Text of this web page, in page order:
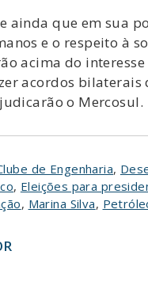
ainda que em sua
e o respeito à
acima do
acordos bilaterais
o Mercosul.
de Engenharia,
, Eleições para
, Marina Silva,